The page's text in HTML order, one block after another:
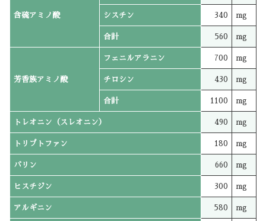
含硫アミノ酸 シスチン 340 mg
合計 560 mg
芳香族アミノ酸
フェニルアラニン 700 mg
チロシン 430 mg
合計 1100 mg
トレオニン（スレオニン） 490 mg
トリプトファン 180 mg
バリン 660 mg
ヒスチジン 300 mg
アルギニン 580 mg